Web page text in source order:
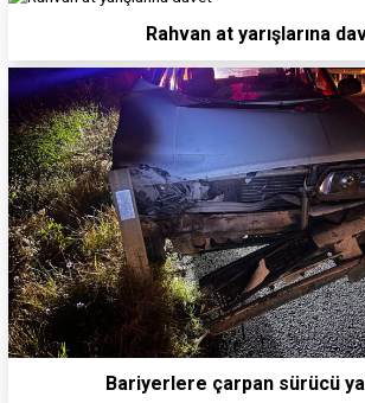
Rahvan at yarışlarına
Bariyerlere çarpan sürücü